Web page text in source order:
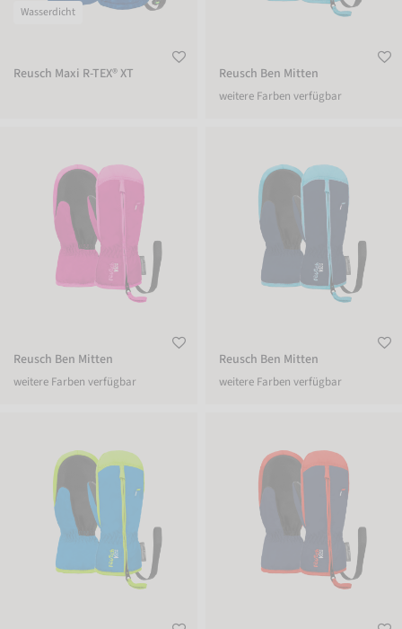
Wasserdicht
Reusch Maxi R-TEX® XT Reusch Ben Mitten
weitere Farben verfügbar
Reusch Ben Mitten
weitere Farben verfügbar
Reusch Ben Mitten
weitere Farben verfügbar